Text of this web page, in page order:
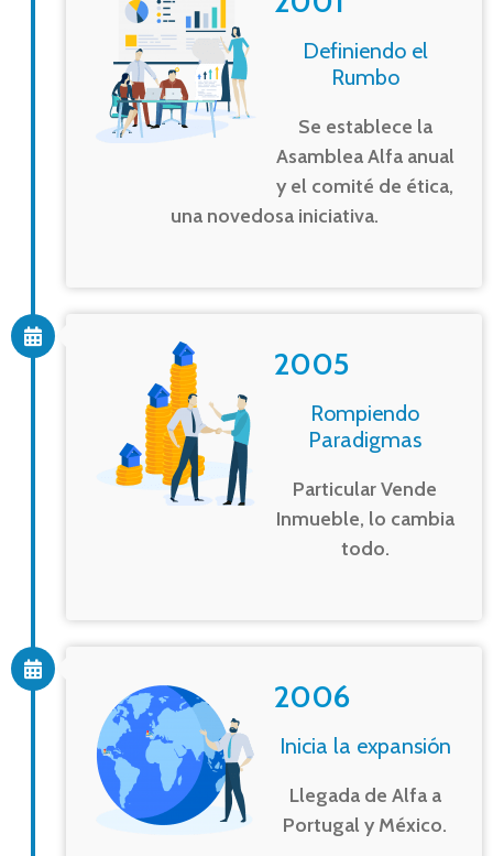
Definiendo el
Rumbo
Se establece la
Asamblea Alfa anual
y el comité de ética,
una novedosa iniciativa.
2005
Rompiendo
Paradigmas
Particular Vende
Inmueble, lo cambia
todo.
2006
Inicia la expansión
Llegada de Alfa a
Portugal y México.